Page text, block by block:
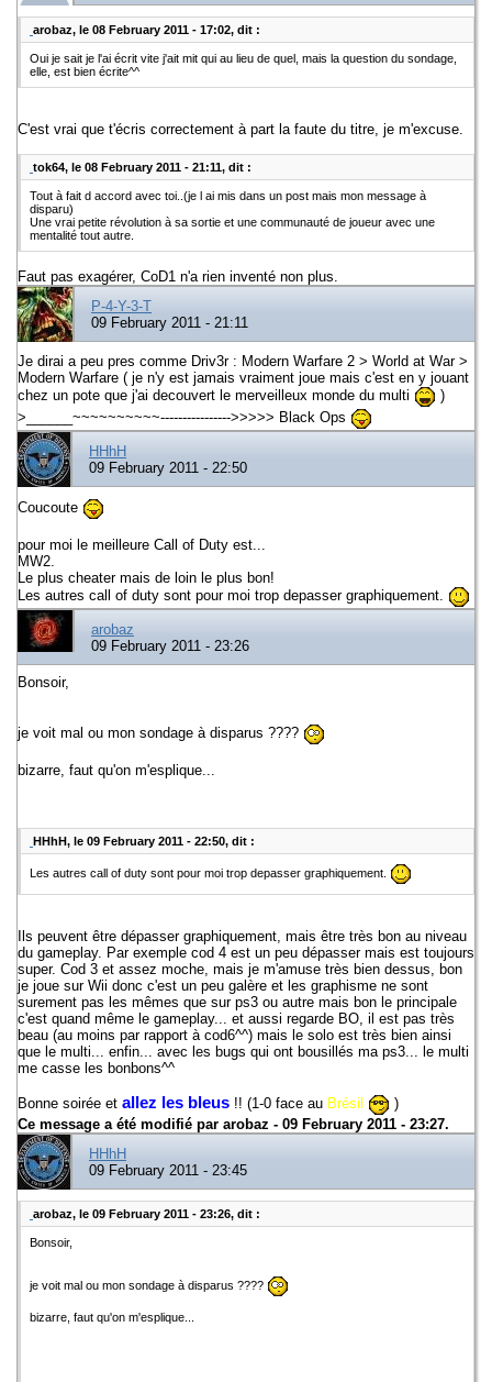
arobaz, le 08 February 2011 - 17:02, dit :
Oui je sait je l'ai écrit vite j'ait mit qui au lieu de quel, mais la question du sondage,
elle, est bien écrite^^
C'est vrai que t'écris correctement à part la faute du titre, je m'excuse.
tok64, le 08 February 2011 - 21:11, dit :
Tout à fait d accord avec toi..(je l ai mis dans un post mais mon message à
disparu)
Une vrai petite révolution à sa sortie et une communauté de joueur avec une
mentalité tout autre.
Faut pas exagérer, CoD1 n'a rien inventé non plus.
P-4-Y-3-T
09 February 2011 - 21:11
Je dirai a peu pres comme Driv3r : Modern Warfare 2 > World at War >
Modern Warfare ( je n'y est jamais vraiment joue mais c'est en y jouant
chez un pote que j'ai decouvert le merveilleux monde du multi
)
>______~~~~~~~~~~---------------->>>>> Black Ops
HHhH
09 February 2011 - 22:50
Coucoute
pour moi le meilleure Call of Duty est...
MW2.
Le plus cheater mais de loin le plus bon!
Les autres call of duty sont pour moi trop depasser graphiquement.
arobaz
09 February 2011 - 23:26
Bonsoir,
je voit mal ou mon sondage à disparus ????
bizarre, faut qu'on m'esplique...
HHhH, le 09 February 2011 - 22:50, dit :
Les autres call of duty sont pour moi trop depasser graphiquement.
Ils peuvent être dépasser graphiquement, mais être très bon au niveau
du gameplay. Par exemple cod 4 est un peu dépasser mais est toujours
super. Cod 3 et assez moche, mais je m'amuse très bien dessus, bon
je joue sur Wii donc c'est un peu galère et les graphisme ne sont
surement pas les mêmes que sur ps3 ou autre mais bon le principale
c'est quand même le gameplay... et aussi regarde BO, il est pas très
beau (au moins par rapport à cod6^^) mais le solo est très bien ainsi
que le multi... enfin... avec les bugs qui ont bousillés ma ps3... le multi
me casse les bonbons^^
Bonne soirée et allez les bleus !! (1-0 face au Brésil
)
Ce message a été modifié par arobaz - 09 February 2011 - 23:27.
HHhH
09 February 2011 - 23:45
arobaz, le 09 February 2011 - 23:26, dit :
Bonsoir,
je voit mal ou mon sondage à disparus ????
bizarre, faut qu'on m'esplique...